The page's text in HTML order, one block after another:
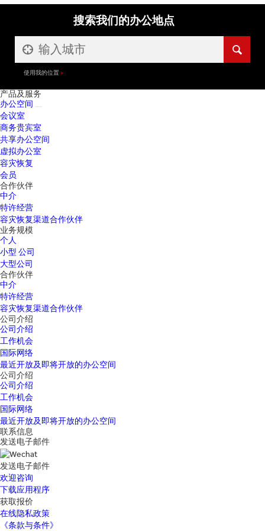
搜索我们的办公地点
使用我的位置
产品及服务
办公空间
会议室
商务贵宾室
共享办公空间
虚拟办公室
容灾恢复
会员
合作伙伴
中介
特许经营
容灾恢复渠道合作伙伴
业务规模
个人
小型 公司
大型公司
合作伙伴
中介
特许经营
容灾恢复渠道合作伙伴
公司介绍
公司介绍
工作机会
国际网络
最近开放及即将开放的办公空间
公司介绍
公司介绍
工作机会
国际网络
最近开放及即将开放的办公空间
联系信息
发送电子邮件
发送电子邮件
欢迎咨询
下载应用程序
获取报价
在线隐私政策
《条款与条件》